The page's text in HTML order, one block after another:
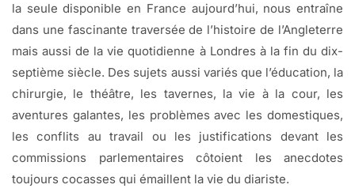
la seule disponible en France aujourd’hui, nous entraîne
dans une fascinante traversée de l’histoire de l’Angleterre
mais aussi de la vie quotidienne à Londres à la fin du dix-
septième siècle. Des sujets aussi variés que l’éducation, la
chirurgie, le théâtre, les tavernes, la vie à la cour, les
aventures galantes, les problèmes avec les domestiques,
les conflits au travail ou les justifications devant les
commissions parlementaires côtoient les anecdotes
toujours cocasses qui émaillent la vie du diariste.